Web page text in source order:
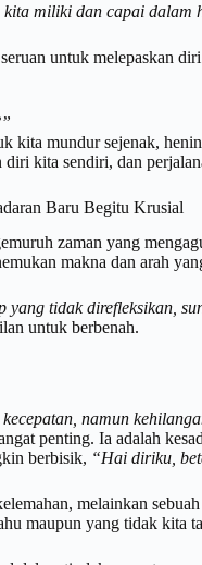
kita miliki dan capai dalam
untuk melepaskan
kita mundur sejenak,
kita sendiri, dan
Baru Begitu Krusial
zaman yang
makna dan arah
yang tidak direfleksikan,
untuk berbenah.
namun
penting. Ia adalah
berbisik, “Hai diriku,
melainkan
maupun yang tidak kita